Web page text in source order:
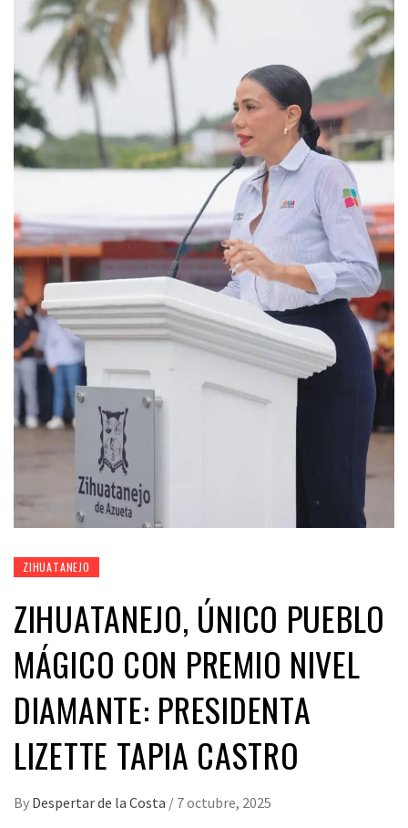
ZIHUATANEJO
ZIHUATANEJO, ÚNICO PUEBLO
MÁGICO CON PREMIO NIVEL
DIAMANTE: PRESIDENTA
LIZETTE TAPIA CASTRO
By Despertar de la Costa / 7 octubre, 2025